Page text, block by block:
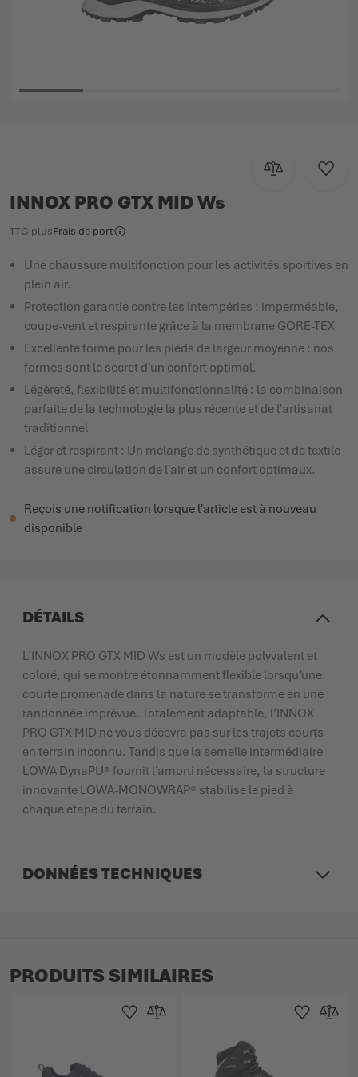
Ajouter au
INNOX PRO GTX MID Ws
TTC plusFrais de port
Une chaussure multifonction pour les activités sportives en
plein air.
Protection garantie contre les intempéries : imperméable,
coupe-vent et respirante grâce à la membrane GORE-TEX
Excellente forme pour les pieds de largeur moyenne : nos
formes sont le secret d'un confort optimal.
Légèreté, flexibilité et multifonctionnalité : la combinaison
parfaite de la technologie la plus récente et de l'artisanat
traditionnel
Léger et respirant : Un mélange de synthétique et de textile
assure une circulation de l'air et un confort optimaux.
Reçois une notification lorsque l'article est à nouveau
disponible
DÉTAILS
L’INNOX PRO GTX MID Ws est un modèle polyvalent et
coloré, qui se montre étonnamment flexible lorsqu’une
courte promenade dans la nature se transforme en une
randonnée imprévue. Totalement adaptable, l’INNOX
PRO GTX MID ne vous décevra pas sur les trajets courts
en terrain inconnu. Tandis que la semelle intermédiaire
LOWA DynaPU® fournit l’amorti nécessaire, la structure
innovante LOWA-MONOWRAP® stabilise le pied à
chaque étape du terrain.
DONNÉES TECHNIQUES
PRODUITS SIMILAIRES
Ajouter à la liste d'achats
Ajouter au comparateur Ajouter à la
Ajouter